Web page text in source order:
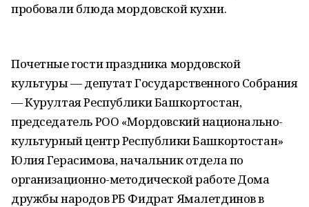
пробовали блюда мордовской кухни.
Почетные гости праздника мордовской
культуры — депутат Государственного Собрания
— Курултая Республики Башкортостан,
председатель РОО «Мордовский национально-
культурный центр Республики Башкортостан»
Юлия Герасимова, начальник отдела по
организационно-методической работе Дома
дружбы народов РБ Фидрат Ямалетдинов в